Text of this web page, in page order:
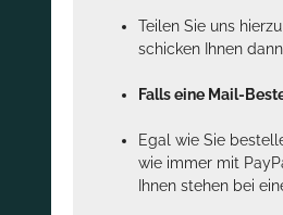
Teilen Sie uns
schicken Ihnen
Falls eine Mail-
Egal wie Sie
wie immer mit
Ihnen stehen bei